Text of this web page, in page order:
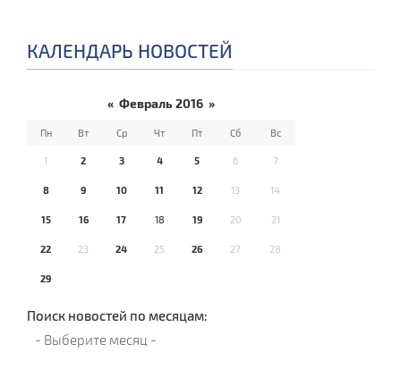
КАЛЕНДАРЬ НОВОСТЕЙ
« Февраль 2016 »
Пн Вт Ср Чт Пт Сб Вс
1 2 3 4 5 6 7
8 9 10 11 12 13 14
15 16 17 18 19 20 21
22 23 24 25 26 27 28
29
Поиск новостей по месяцам: